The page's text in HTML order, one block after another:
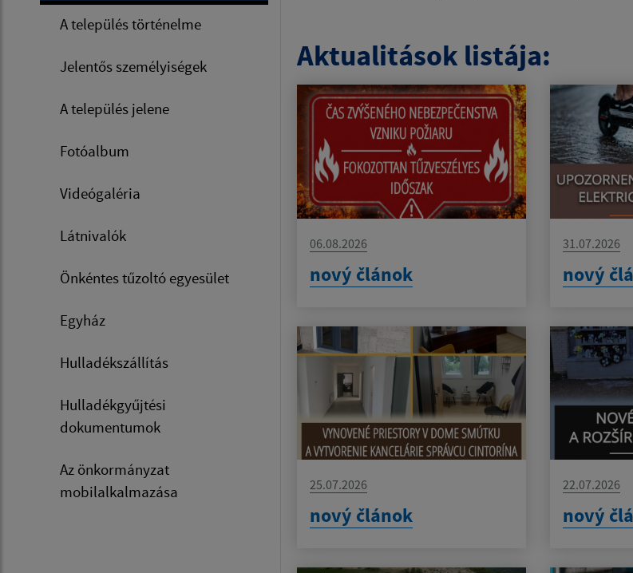
A település történelme
Jelentős személyiségek
A település jelene
Fotóalbum
Videógaléria
Látnivalók
Önkéntes tűzoltó egyesület
Egyház
Hulladékszállítás
Hulladékgyűjtési
dokumentumok
Az önkormányzat
mobilalkalmazása
Aktualitások listája:
06.08.2026
nový článok
31.07.2026
nový
25.07.2026
nový článok
22.07.2026
nový